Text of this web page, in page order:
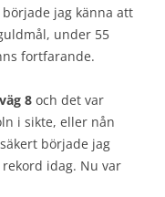
jag känna att
under 55
fortfarande.
8 och det var
i sikte, eller nån
började jag
idag. Nu var